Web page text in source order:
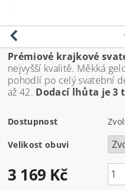
Prémiové krajkové
nejvyšší kvalitě. Měkká
pohodlí po celý svatební
až 42. Dodací lhůta je 3
Dostupnost
Velikost obuvi
3 169 Kč